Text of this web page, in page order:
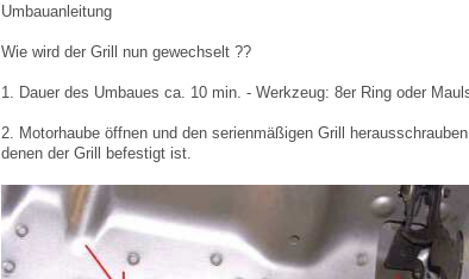
Umbauanleitung
Wie wird der Grill nun gewechselt ??
1. Dauer des Umbaues ca. 10 min. - Werkzeug: 8er Ring oder
2. Motorhaube öffnen und den serienmäßigen Grill
denen der Grill befestigt ist.